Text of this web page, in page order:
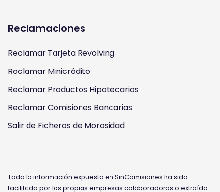
Reclamaciones
Reclamar Tarjeta Revolving
Reclamar Minicrédito
Reclamar Productos Hipotecarios
Reclamar Comisiones Bancarias
Salir de Ficheros de Morosidad
Toda la información expuesta en SinComisiones ha sido
facilitada por las propias empresas colaboradoras o extraída